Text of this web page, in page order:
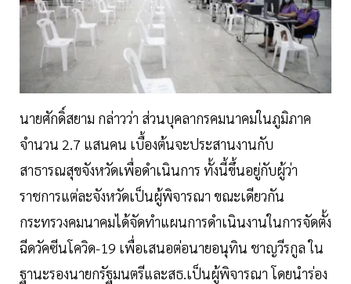
นายศักดิ์สยาม กล่าวว่า ส่วนบุคลากรคมนาคมในภูมิภาค
จำนวน 2.7 แสนคน เบื้องต้นจะประสานงานกับ
สาธารณสุขจังหวัดเพื่อดำเนินการ ทั้งนี้ขึ้นอยู่กับผู้ว่า
ราชการแต่ละจังหวัดเป็นผู้พิจารณา ขณะเดียวกัน
กระทรวงคมนาคมได้จัดทำแผนการดำเนินงานในการจัดตั้ง
ฉีดวัคซีนโควิด-19 เพื่อเสนอต่อนายอนุทิน ชาญวีรกูล ใน
ฐานะรองนายกรัฐมนตรีและสธ.เป็นผู้พิจารณา โดยนำร่อง